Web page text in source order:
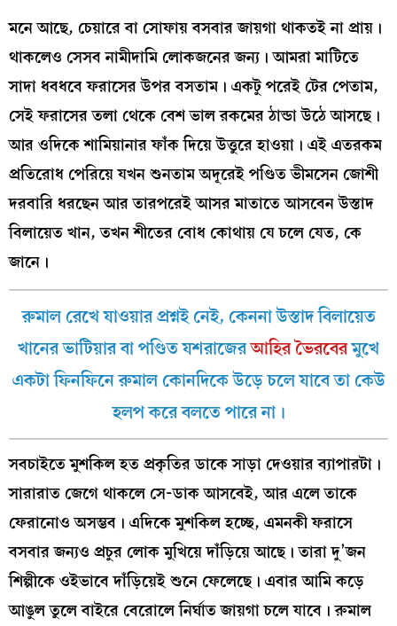
মনে আছে, চেয়ারে বা সোফায় বসবার জায়গা থাকতই না প্রায়।
থাকলেও সেসব নামীদামি লোকজনের জন্য। আমরা মাটিতে
সাদা ধবধবে ফরাসের উপর বসতাম। একটু পরেই টের পেতাম,
সেই ফরাসের তলা থেকে বেশ ভাল রকমের ঠান্ডা উঠে আসছে।
আর ওদিকে শামিয়ানার ফাঁক দিয়ে উত্তুরে হাওয়া। এই এতরকম
প্রতিরোধ পেরিয়ে যখন শুনতাম অদূরেই পণ্ডিত ভীমসেন জোশী
দরবারি ধরছেন আর তারপরেই আসর মাতাতে আসবেন উস্তাদ
বিলায়েত খান, তখন শীতের বোধ কোথায় যে চলে যেত, কে
জানে।
রুমাল রেখে যাওয়ার প্রশ্নই নেই, কেননা উস্তাদ বিলায়েত
খানের ভাটিয়ার বা পণ্ডিত যশরাজেরআহির ভৈরবেরমুখে
একটা ফিনফিনে রুমাল কোনদিকে উড়ে চলে যাবে তা কেউ
হলপ করে বলতে পারে না।
সবচাইতে মুশকিল হত প্রকৃতির ডাকে সাড়া দেওয়ার ব্যাপারটা।
সারারাত জেগে থাকলে সে-ডাক আসবেই, আর এলে তাকে
ফেরানোও অসম্ভব। এদিকে মুশকিল হচ্ছে, এমনকী ফরাসে
বসবার জন্যও প্রচুর লোক মুখিয়ে দাঁড়িয়ে আছে। তারা দু’জন
শিল্পীকে ওইভাবে দাঁড়িয়েই শুনে ফেলেছে। এবার আমি কড়ে
আঙুল তুলে বাইরে বেরোলে নির্ঘাত জায়গা চলে যাবে। রুমাল